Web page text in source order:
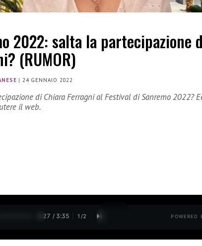
2022: salta la partecipazione
(RUMOR)
|24 GENNAIO 2022
di Chiara Ferragni al Festival di Sanremo 2022?
il web.
0:27 / 3:35 1 /2 POWERED